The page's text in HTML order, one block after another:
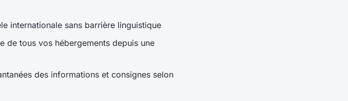
internationale sans barrière linguistique
de tous vos hébergements depuis une
des informations et consignes selon